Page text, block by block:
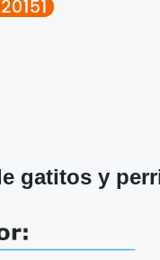
gatitos y